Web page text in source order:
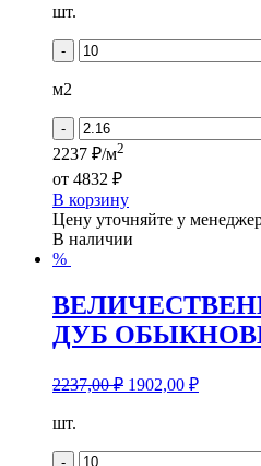
Количество
ВЕЛИЧЕСТВЕННАЯ
ДУБ
шт.
-
м2
-
2237 ₽/м2
от 4832 ₽
В корзину
Цену уточняйте у
В наличии
%
ДУБ
2237,00₽ 1902,00 ₽
Количество
ВЕЛИЧЕСТВЕННАЯ
шт.
-